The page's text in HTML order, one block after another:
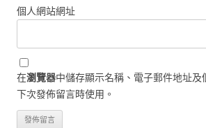
個人網站網址
在瀏覽器中儲存顯示名稱、電子郵件地址及
下次發佈留言時使用。